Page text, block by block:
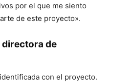
por el que me siento
de este proyecto».
directora de
con el proyecto.